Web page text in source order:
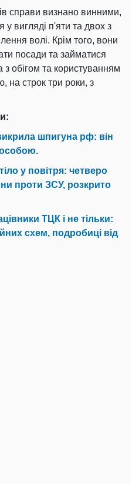
справи визнано винними,
у вигляді п'яти та двох з
волі. Крім того, вони
посади та займатися
з обігом та користуванням
на строк три роки, з
шпигуна рф: він
у повітря: четверо
проти ЗСУ, розкрито
ТЦК і не тільки:
схем, подробиці від